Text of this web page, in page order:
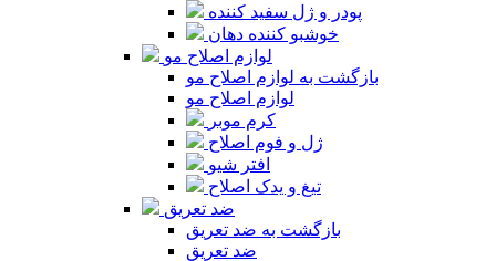
پودر و ژل سفید کننده
خوشبو کننده دهان
لوازم اصلاح مو
بازگشت به لوازم اصلاح مو
لوازم اصلاح مو
کرم موبر
ژل و فوم اصلاح
افتر شیو
تیغ و یدک اصلاح
ضد تعریق
بازگشت به ضد تعریق
ضد تعریق